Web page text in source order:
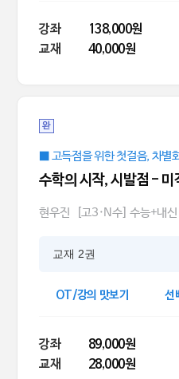
강좌
138,000원
교재
40,000원
완
■ 고득점을 위한 첫걸음, 차별
수학의 시작, 시발점 - 미
현우진 [고3·N수] 수능+내
교재 2권
OT/강의 맛보기 선
강좌
89,000원
교재
28,000원